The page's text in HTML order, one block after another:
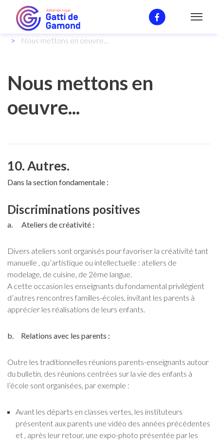
Notre enseignement
Projet d’établissement
Nous mettons en oeuvre...
Nous mettons en
oeuvre...
10. Autres.
Dans la section fondamentale :
Discriminations positives
a. Ateliers de créativité :
Divers ateliers sont organisés pour favoriser la créativité tant
manuelle , qu’artistique ou intellectuelle : ateliers de
modelage, de cuisine, de 2ème langue.
A cette occasion les enseignants du fondamental privilégient
d’autres rencontres familles-écoles, invitant les parents à
apprécier les réalisations de leurs enfants.
b. Relations avec les parents :
Outre les traditionnelles réunions parents-enseignants autour
du bulletin, des réunions centrées sur la vie des enfants à
l’école sont organisées, par exemple :
Avant les départs en classes vertes, les instituteurs
présentent aux parents une vidéo des années précédentes
et , après leur retour, une expo-photo présentée par les